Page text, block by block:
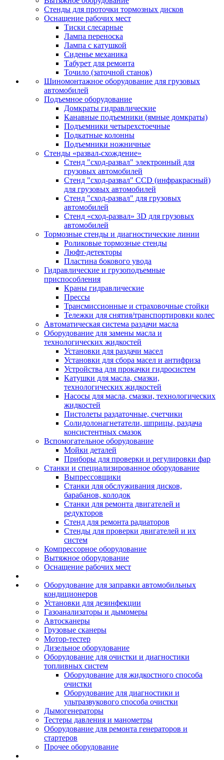
Стенды для проточки тормозных дисков
Оснащение рабочих мест
Тиски слесарные
Лампа переноска
Лампа с катушкой
Сиденье механика
Табурет для ремонта
Точило (заточной станок)
Шиномонтажное оборудование для грузовых
автомобилей
Подъемное оборудование
Домкраты гидравлические
Канавные подъемники (ямные домкраты)
Подъемники четырехстоечные
Подкатные колонны
Подъемники ножничные
Стенды «развал-схождение»
Стенд "сход-развал" электронный для
грузовых автомобилей
Стенд "сход-развал" CCD (инфракрасный)
для грузовых автомобилей
Стенд "сход-развал" для грузовых
автомобилей
Стенд «сход-развал» 3D для грузовых
автомобилей
Тормозные стенды и диагностические линии
Роликовые тормозные стенды
Люфт-детекторы
Пластина бокового увода
Гидравлические и грузоподъемные
приспособления
Краны гидравлические
Прессы
Трансмиссионные и страховочные стойки
Тележки для снятия/транспортировки колес
Автоматическая система раздачи масла
Оборудование для замены масла и
технологических жидкостей
Установки для раздачи масел
Установки для сбора масел и антифриза
Устройства для прокачки гидросистем
Катушки для масла, смазки,
технологических жидкостей
Насосы для масла, смазки, технологических
жидкостей
Пистолеты раздаточные, счетчики
Солидолонагнетатели, шприцы, раздача
консистентных смазок
Вспомогательное оборудование
Мойки деталей
Приборы для проверки и регулировки фар
Станки и специализированное оборудование
Выпрессовщики
Станки для обслуживания дисков,
барабанов, колодок
Станки для ремонта двигателей и
редукторов
Стенд для ремонта радиаторов
Стенды для проверки двигателей и их
систем
Компрессорное оборудование
Вытяжное оборудование
Оснащение рабочих мест
Оборудование для заправки автомобильных
кондиционеров
Установки для дезинфекции
Газоанализаторы и дымомеры
Автосканеры
Грузовые сканеры
Мотор-тестер
Дизельное оборудование
Оборудование для очистки и диагностики
топливных систем
Оборудование для жидкостного способа
очистки
Оборудование для диагностики и
ультразвукового способа очистки
Дымогенераторы
Тестеры давления и манометры
Оборудование для ремонта генераторов и
стартеров
Прочее оборудование